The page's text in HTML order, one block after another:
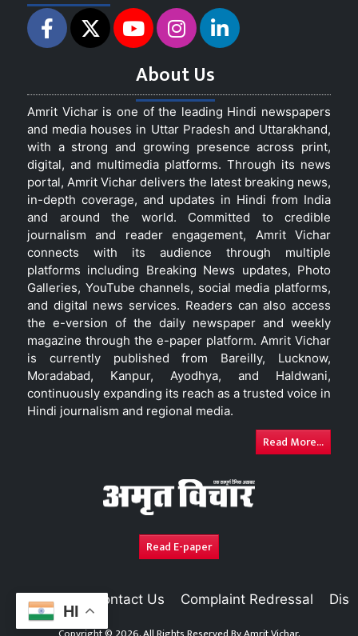
HI
About Us
Amrit Vichar is one of the leading Hindi newspapers
and media houses in Uttar Pradesh and Uttarakhand,
with a strong and growing presence across print,
digital, and multimedia platforms. Through its news
portal, Amrit Vichar delivers the latest breaking news,
in-depth coverage, and updates in Hindi from India
and around the world. Committed to credible
journalism and reader engagement, Amrit Vichar
connects with its audience through multiple
platforms including Breaking News updates, Photo
Galleries, YouTube channels, social media platforms,
and digital news services. Readers can also access
the e-version of the daily newspaper and weekly
magazine through the e-paper platform. Amrit Vichar
is currently published from Bareilly, Lucknow,
Moradabad, Kanpur, Ayodhya, and Haldwani,
continuously expanding its reach as a trusted voice in
Hindi journalism and regional media.
Read More...
Read E-paper
About Us Contact Us Complaint Redressal